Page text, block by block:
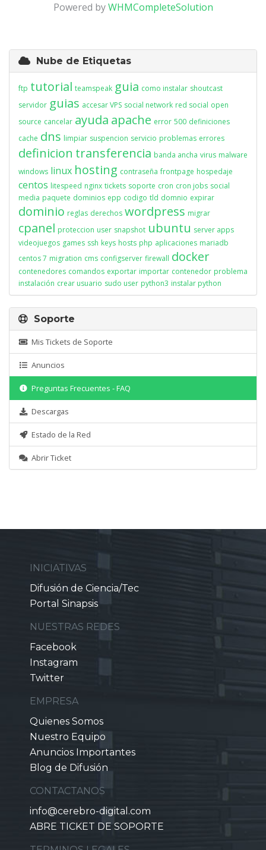
Powered byWHMCompleteSolution
Nube de Etiquetas
ftp tutorial teamspeak guia como instalar shoutcast
servidor guias accesar VPS social network red social open
source cancelar ayuda apache error 500 definiciones
cache dns limpiar suspencion servicio problemas errores
definicion transferencia banda ancha virus malware
windows linux hosting contraseña frontpage hospedaje
centos litespeed nginx tickets soporte cron cron jobs social
media paquete dominios epp codigo tld domnio expirar
dominio reglas derechos wordpress migrar
cpanel proteccion user snapshot ubuntu server apps
videojuegos games ssh keys hosts php aplicaciones mariadb
centos 7 migration cms configserver firewall docker
contenedores comandos exportar importar contenedor problema
instalación crear usuario sudo user python3 instalar python
Soporte
Mis Tickets de Soporte
Anuncios
Preguntas Frecuentes - FAQ
Descargas
Estado de la Red
Abrir Ticket
INICIATIVAS
Difusión de Ciencia/Tec
Portal Sinapsis
NUESTRAS REDES
Facebook
Instagram
Twitter
EMPRESA
Quienes Somos
Nuestro Equipo
Anuncios Importantes
Blog de Difusión
CONTACTANOS
info@cerebro-digital.com
ABRE TICKET DE SOPORTE